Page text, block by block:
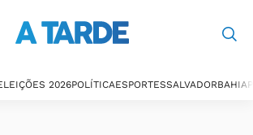
2026POLÍTICAESPORTESSALVADORBAHIA